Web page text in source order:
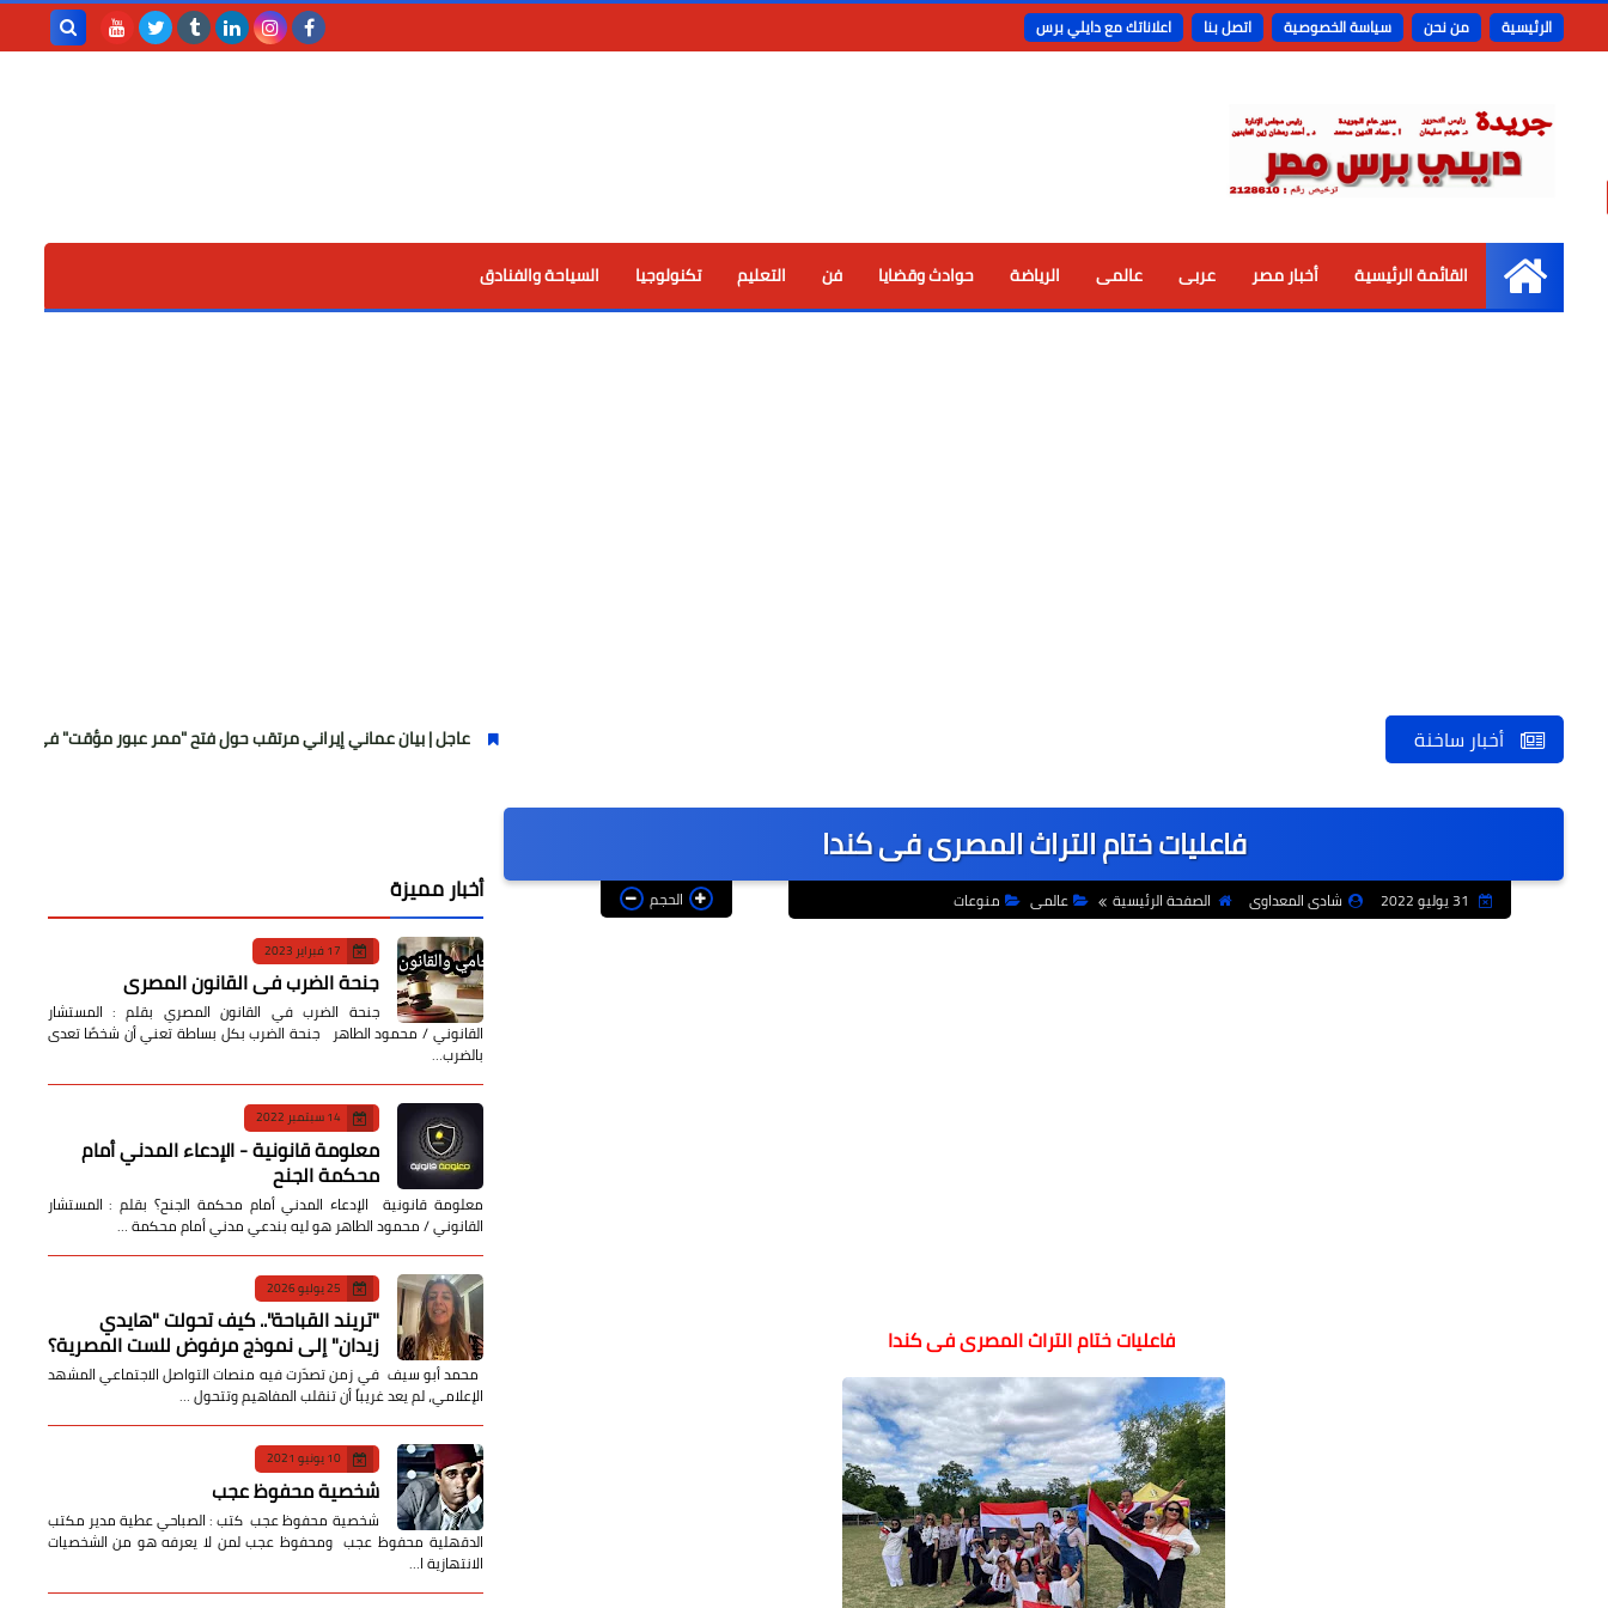
الرئيسية من نحن سياسة الخصوصية اتصل بنا اعلاناتك مع دايلي برس
الرئيسية
القائمة الرئيسية أخبار مصر عربى عالمى الرياضة حوادث وقضايا فن التعليم تكنولوجيا السياحة والفنادق
أخبار ساخنة عاجل | بيان عماني إيراني مرتقب حول فتح "ممر عبور مؤقت" في مضيق هرمز
فاعليات ختام التراث المصرى فى كندا
شادى المعداوى الصفحة الرئيسية عالمى منوعات الحجم
فاعليات ختام التراث المصرى فى كندا
أخبار مميزة
17 فبراير 2023
جنحة الضرب في القانون المصري
جنحة الضرب في القانون المصري بقلم : المستشار
القانوني / محمود الطاهر جنحة الضرب بكل بساطة تعني أن شخصًا تعدى
بالضرب…
14 سبتمبر 2022
معلومة قانونية - الإدعاء المدني أمام
محكمة الجنح
معلومة قانونية الإدعاء المدني أمام محكمة الجنح؟ بقلم : المستشار
القانوني / محمود الطاهر هو ليه بندعي مدني أمام محكمة …
25 يوليو 2026
​"تريند القباحة".. كيف تحولت "هايدي
زيدان" إلى نموذج مرفوض للست المصرية؟
​ محمد أبو سيف ​في زمن تصدّرت فيه منصات التواصل الاجتماعي المشهد
الإعلامي، لم يعد غريباً أن تنقلب المفاهيم وتتحول …
10 يونيو 2021
شخصية محفوظ عجب
شخصية محفوظ عجب كتب : الصباحي عطية مدير مكتب
الدقهلية محفوظ عجب ومحفوظ عجب لمن لا يعرفه هو من الشخصيات
الانتهازية ا…